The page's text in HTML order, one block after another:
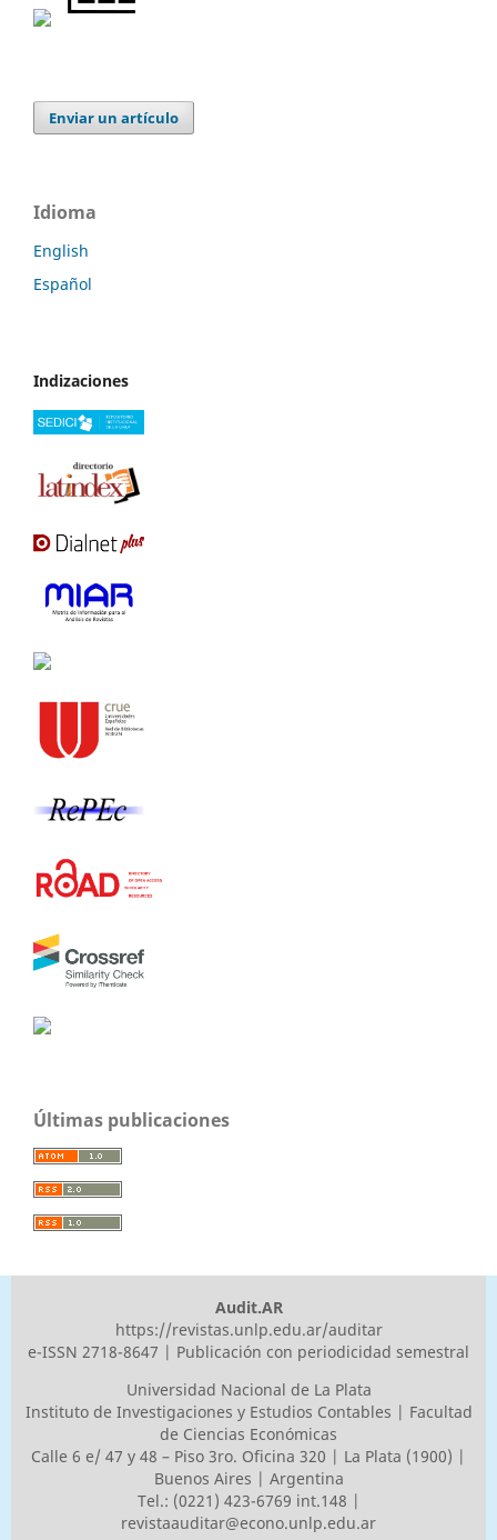
Enviar un artículo
Idioma
English
Español
Indizaciones
Últimas publicaciones
Audit.AR
https://revistas.unlp.edu.ar/auditar
e-ISSN 2718-8647 | Publicación con periodicidad semestral
Universidad Nacional de La Plata
Instituto de Investigaciones y Estudios Contables | Facultad
de Ciencias Económicas
Calle 6 e/ 47 y 48 – Piso 3ro. Oficina 320 | La Plata (1900) |
Buenos Aires | Argentina
Tel.: (0221) 423-6769 int.148 |
revistaauditar@econo.unlp.edu.ar